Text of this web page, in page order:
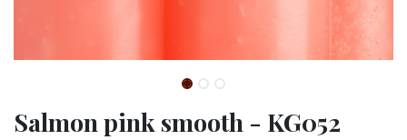
Salmon pink smooth - KG052